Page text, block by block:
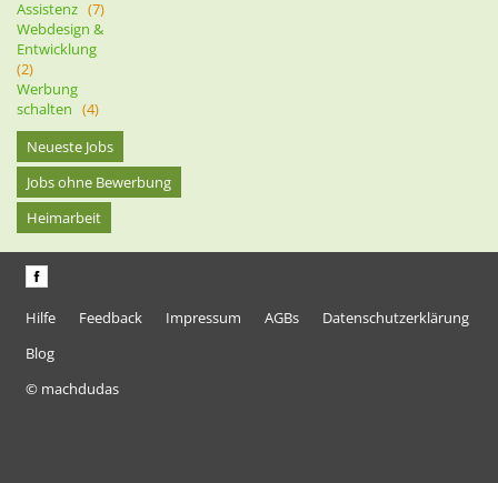
Assistenz (7)
Webdesign &
Entwicklung
(2)
Werbung
schalten (4)
Neueste Jobs
Jobs ohne Bewerbung
Heimarbeit
Hilfe Feedback Impressum AGBs
Datenschutzerklärung
Blog
© machdudas